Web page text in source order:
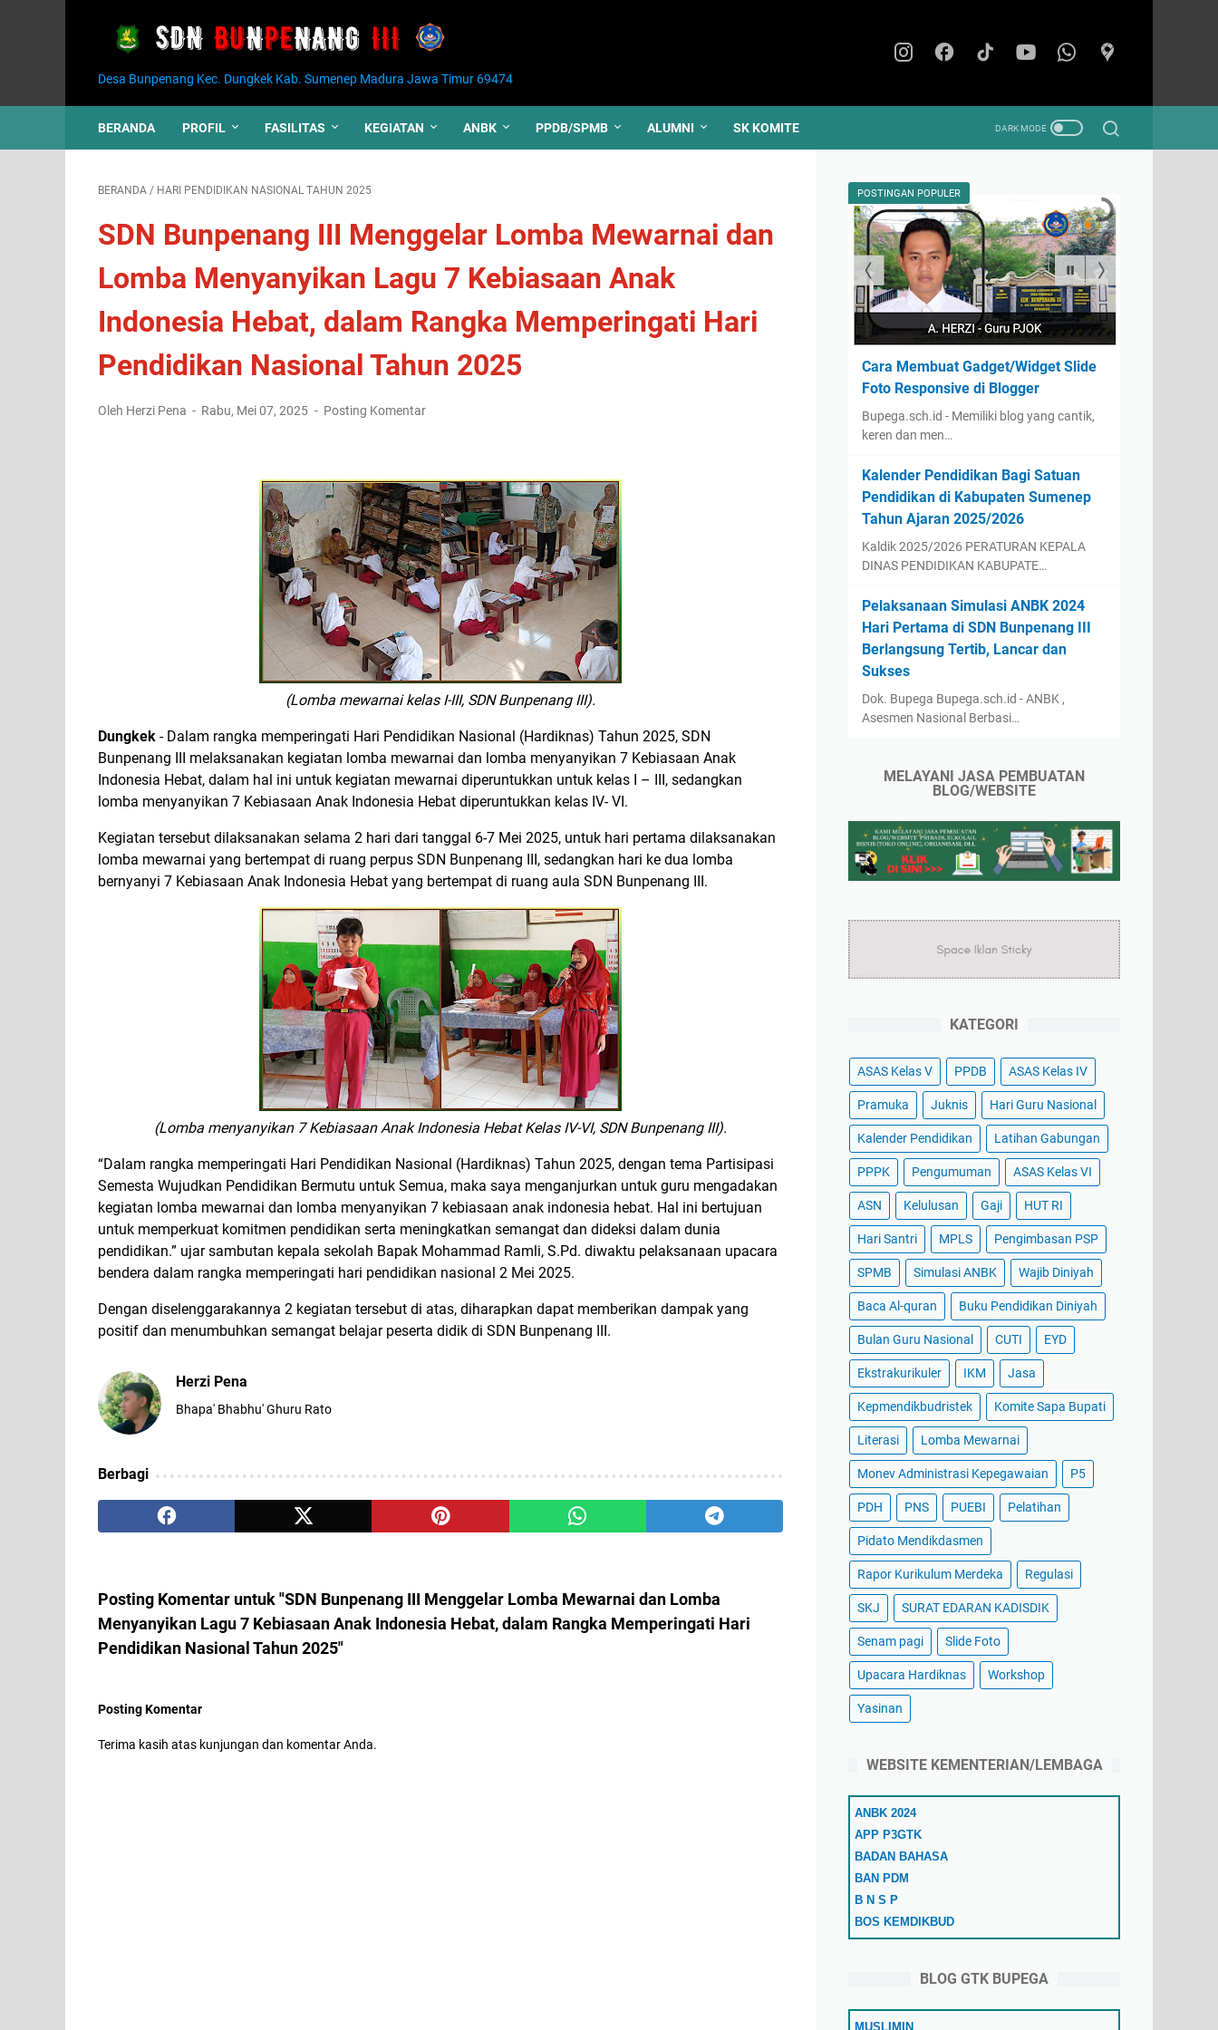
Desa Bunpenang Kec. Dungkek Kab. Sumenep Madura Jawa Timur 69474
BERANDA PROFIL FASILITAS KEGIATAN ANBK PPDB/SPMB ALUMNI SK KOMITE
BERANDA / HARI PENDIDIKAN NASIONAL TAHUN 2025
SDN Bunpenang III Menggelar Lomba Mewarnai dan
Lomba Menyanyikan Lagu 7 Kebiasaan Anak
Indonesia Hebat, dalam Rangka Memperingati Hari
Pendidikan Nasional Tahun 2025
Oleh Herzi Pena Rabu, Mei 07, 2025 Posting Komentar
(Lomba mewarnai kelas I-III, SDN Bunpenang III).
Dungkek - Dalam rangka memperingati Hari Pendidikan Nasional (Hardiknas) Tahun 2025, SDN
Bunpenang III melaksanakan kegiatan lomba mewarnai dan lomba menyanyikan 7 Kebiasaan Anak
Indonesia Hebat, dalam hal ini untuk kegiatan mewarnai diperuntukkan untuk kelas I – III, sedangkan
lomba menyanyikan 7 Kebiasaan Anak Indonesia Hebat diperuntukkan kelas IV- VI.
Kegiatan tersebut dilaksanakan selama 2 hari dari tanggal 6-7 Mei 2025, untuk hari pertama dilaksanakan
lomba mewarnai yang bertempat di ruang perpus SDN Bunpenang III, sedangkan hari ke dua lomba
bernyanyi 7 Kebiasaan Anak Indonesia Hebat yang bertempat di ruang aula SDN Bunpenang III.
(Lomba menyanyikan 7 Kebiasaan Anak Indonesia Hebat Kelas IV-VI, SDN Bunpenang III).
“Dalam rangka memperingati Hari Pendidikan Nasional (Hardiknas) Tahun 2025, dengan tema Partisipasi
Semesta Wujudkan Pendidikan Bermutu untuk Semua, maka saya menganjurkan untuk guru mengadakan
kegiatan lomba mewarnai dan lomba menyanyikan 7 kebiasaan anak indonesia hebat. Hal ini bertujuan
untuk memperkuat komitmen pendidikan serta meningkatkan semangat dan dideksi dalam dunia
pendidikan.” ujar sambutan kepala sekolah Bapak Mohammad Ramli, S.Pd. diwaktu pelaksanaan upacara
bendera dalam rangka memperingati hari pendidikan nasional 2 Mei 2025.
Dengan diselenggarakannya 2 kegiatan tersebut di atas, diharapkan dapat memberikan dampak yang
positif dan menumbuhkan semangat belajar peserta didik di SDN Bunpenang III.
Herzi Pena
Bhapa' Bhabhu' Ghuru Rato
Berbagi
Posting Komentar untuk "SDN Bunpenang III Menggelar Lomba Mewarnai dan Lomba
Menyanyikan Lagu 7 Kebiasaan Anak Indonesia Hebat, dalam Rangka Memperingati Hari
Pendidikan Nasional Tahun 2025"
Posting Komentar
Terima kasih atas kunjungan dan komentar Anda.
POSTINGAN POPULER
Cara Membuat Gadget/Widget Slide
Foto Responsive di Blogger
Bupega.sch.id - Memiliki blog yang cantik,
keren dan men…
Kalender Pendidikan Bagi Satuan
Pendidikan di Kabupaten Sumenep
Tahun Ajaran 2025/2026
Kaldik 2025/2026 PERATURAN KEPALA
DINAS PENDIDIKAN KABUPATE…
Pelaksanaan Simulasi ANBK 2024
Hari Pertama di SDN Bunpenang III
Berlangsung Tertib, Lancar dan
Sukses
Dok. Bupega Bupega.sch.id - ANBK ,
Asesmen Nasional Berbasi…
MELAYANI JASA PEMBUATAN
BLOG/WEBSITE
KATEGORI
ASAS Kelas V PPDB ASAS Kelas IV
Pramuka Juknis Hari Guru Nasional
Kalender Pendidikan Latihan Gabungan
PPPK Pengumuman ASAS Kelas VI
ASN Kelulusan Gaji HUT RI
Hari Santri MPLS Pengimbasan PSP
SPMB Simulasi ANBK Wajib Diniyah
Baca Al-quran Buku Pendidikan Diniyah
Bulan Guru Nasional CUTI EYD
Ekstrakurikuler IKM Jasa
Kepmendikbudristek Komite Sapa Bupati
Literasi Lomba Mewarnai
Monev Administrasi Kepegawaian P5
PDH PNS PUEBI Pelatihan
Pidato Mendikdasmen
Rapor Kurikulum Merdeka Regulasi
SKJ SURAT EDARAN KADISDIK
Senam pagi Slide Foto
Upacara Hardiknas Workshop
Yasinan
WEBSITE KEMENTERIAN/LEMBAGA
ANBK 2024
APP P3GTK
BADAN BAHASA
BAN PDM
B N S P
BOS KEMDIKBUD
COVID-19
DATA DIKDASMEN
DITJEN PAUD DIKDASMEN
BLOG GTK BUPEGA
MUSLIMIN